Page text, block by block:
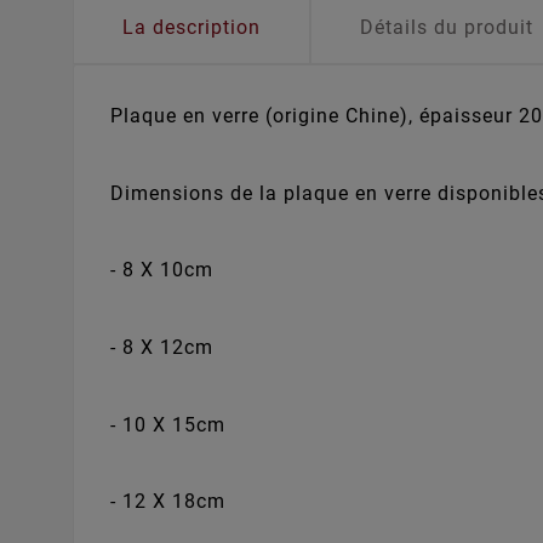
La description Détails du produit
Plaque en verre (origine Chine), épaisseur
Dimensions de la plaque en verre
- 8 X 10cm
- 8 X 12cm
- 10 X 15cm
- 12 X 18cm